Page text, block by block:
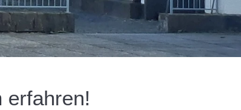
erfahren!